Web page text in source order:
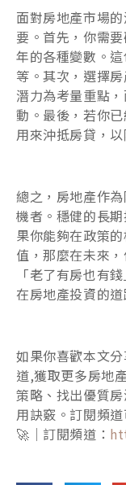
面對房地產市場
要。首先，你需
年的各種變數。
等。其次，選擇
潛力為考量重點
動。最後，若你
用來沖抵房貸，
總之，房地產作
機者。穩健的長
果你能夠在政策
值，那麼在未來
「老了有房也有
在房地產投資的
如果你喜歡本文
道,獲取更多房地
策略、找出優質
用訣竅。訂閱頻
🚀｜訂閱頻道：